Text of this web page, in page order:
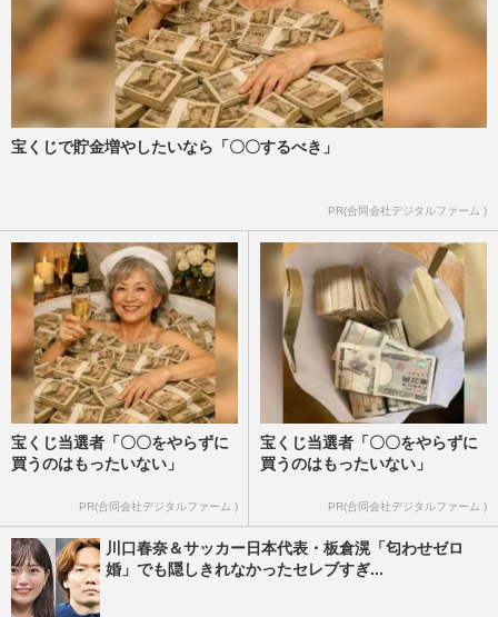
宝くじで貯金増やしたいなら「〇〇するべき」
PR(合同会社デジタルファーム )
宝くじ当選者「〇〇をやらずに
買うのはもったいない」
PR(合同会社デジタルファーム )
宝くじ当選者「〇〇をやらずに
買うのはもったいない」
PR(合同会社デジタルファーム )
川口春奈＆サッカー日本代表・板倉滉「匂わせゼロ
婚」でも隠しきれなかったセレブすぎ...